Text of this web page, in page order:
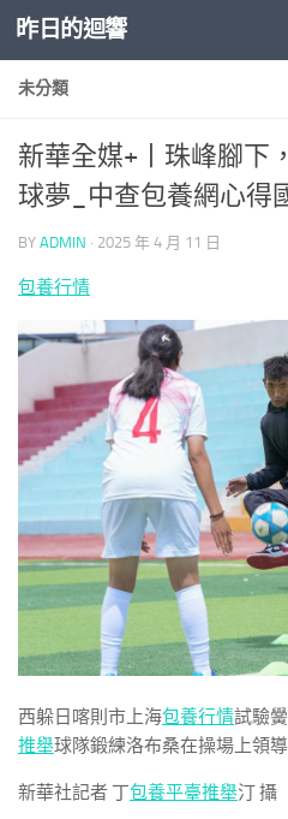
Skip to content
昨日的迴響
未分類
新華全媒+丨珠峰腳下
球夢_中查包養網心得
BY ADMIN · 2025 年 4 月 11 日
包養行情
西躲日喀則市上海包養行情試驗
推舉球隊鍛練洛布桑在操場上領
新華社記者 丁包養平臺推舉汀 攝